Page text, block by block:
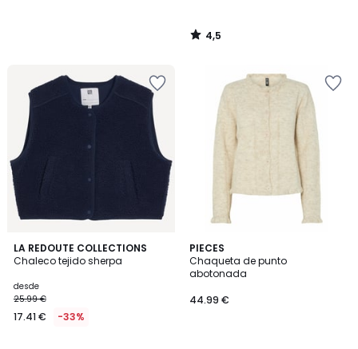
4,5
/
LA REDOUTE COLLECTIONS
Chaleco tejido sherpa
desde
25.99 €
17.41 € -33%
4,5
/ 5
3
Colores
PIECES
Chaqueta de punto
abotonada
44.99 €
4
/
5